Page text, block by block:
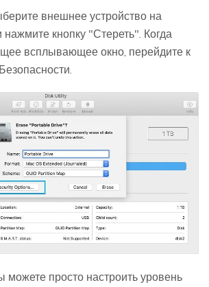
внешнее устройство на
нажмите кнопку "Стереть". Когда
всплывающее окно, перейдите к
можете просто настроить уровень